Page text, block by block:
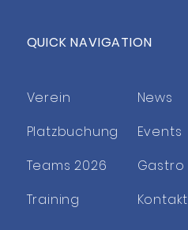
TCL
in Bonn
QUICK NAVIGATION
Verein
Platzbuchung
Teams 2026
Training
News
Events
Gastro
Kontakt